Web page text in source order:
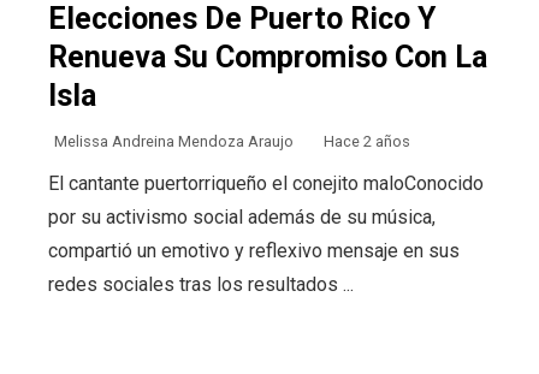
Elecciones De Puerto Rico Y
Renueva Su Compromiso Con La
Isla
Melissa Andreina Mendoza Araujo Hace 2 años
El cantante puertorriqueño el conejito maloConocido
por su activismo social además de su música,
compartió un emotivo y reflexivo mensaje en sus
redes sociales tras los resultados ...